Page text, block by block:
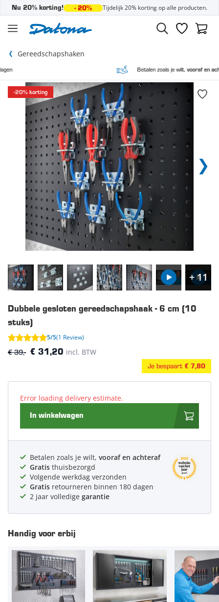
Nu 20% korting! - 20% Tijdelijk 20% korting op alle producten.
Verlanglijst
Gereedschapshaken
Betalen zoals je wilt,vooraf en achteraf
-20% korting
+ 11
Dubbele gesloten gereedschapshaak - 6 cm (10
stuks)
5/5(1 Review)
€ 39,- € 31,20 incl. BTW
Je bespaart € 7,80
Error loading delivery estimate.
In winkelwagen
Betalen zoals je wilt, vooraf en achteraf
Gratis thuisbezorgd
Volgende werkdag verzonden
Gratis retourneren binnen 180 dagen
2 jaar volledige garantie
Handig voor erbij